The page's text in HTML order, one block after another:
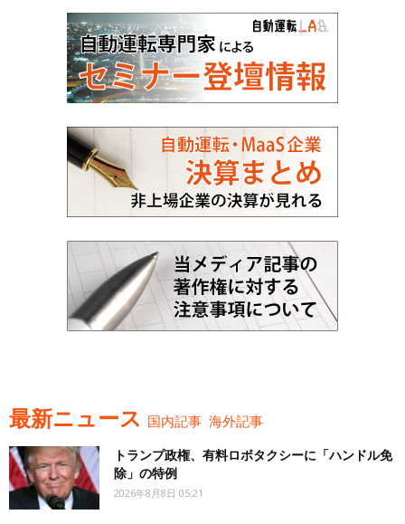
最新ニュース 国内記事 海外記事
トランプ政権、有料ロボタクシーに「ハンドル免
除」の特例
2026年8月8日 05:21